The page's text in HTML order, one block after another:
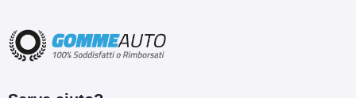
Esaurito